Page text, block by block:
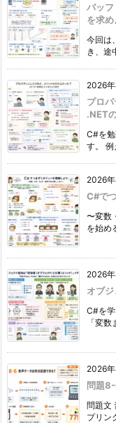
バッ
を求め
今回は
き、途
2026
プロ
.NET
C#を
す。 例
2026
C#で
〜変数
を始め
2026
オブ
C#を学
「変
2026
問題
問題文
プリン